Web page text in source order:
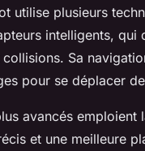
utilise plusieurs
intelligents,
Sa
pour se déplacer
avancés
et une meilleure